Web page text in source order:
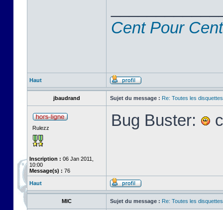
Cent Pour Cent
Haut
jbaudrand Sujet du message : Re: Toutes les
Rulezz
Inscription : 06 Jan 2011,
10:00
Message(s) : 76
Bug Buster:
Haut
MIC Sujet du message : Re: Toutes les